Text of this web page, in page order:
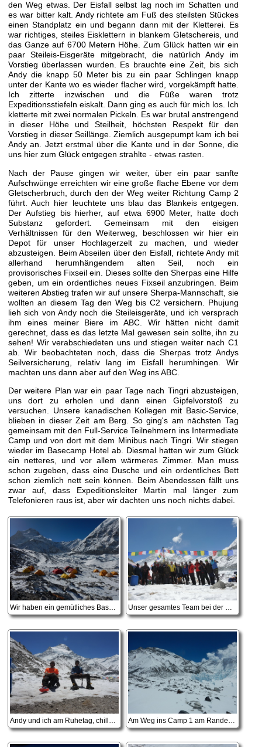
den Weg etwas. Der Eisfall selbst lag noch im Schatten und
es war bitter kalt. Andy richtete am Fuß des steilsten Stückes
einen Standplatz ein und begann dann mit der Kletterei. Es
war richtiges, steiles Eisklettern in blankem Gletschereis, und
das Ganze auf 6700 Metern Höhe. Zum Glück hatten wir ein
paar Steileis-Eisgeräte mitgebracht, die natürlich Andy im
Vorstieg überlassen wurden. Es brauchte eine Zeit, bis sich
Andy die knapp 50 Meter bis zu ein paar Schlingen knapp
unter der Kante wo es wieder flacher wird, vorgekämpft hatte.
Ich zitterte inzwischen und die Füße waren trotz
Expeditionsstiefeln eiskalt. Dann ging es auch für mich los. Ich
kletterte mit zwei normalen Pickeln. Es war brutal anstrengend
in dieser Höhe und Steilheit, höchsten Respekt für den
Vorstieg in dieser Seillänge. Ziemlich ausgepumpt kam ich bei
Andy an. Jetzt erstmal über die Kante und in der Sonne, die
uns hier zum Glück entgegen strahlte - etwas rasten.
Nach der Pause gingen wir weiter, über ein paar sanfte
Aufschwünge erreichten wir eine große flache Ebene vor dem
Gletscherbruch, durch den der Weg weiter Richtung Camp 2
führt. Auch hier leuchtete uns blau das Blankeis entgegen.
Der Aufstieg bis hierher, auf etwa 6900 Meter, hatte doch
Substanz gefordert. Gemeinsam mit den eisigen
Verhältnissen für den Weiterweg, beschlossen wir hier ein
Depot für unser Hochlagerzelt zu machen, und wieder
abzusteigen. Beim Abseilen über den Eisfall, richtete Andy mit
allerhand herumhängendem alten Seil, noch ein
provisorisches Fixseil ein. Dieses sollte den Sherpas eine Hilfe
geben, um ein ordentliches neues Fixseil anzubringen. Beim
weiteren Abstieg trafen wir auf unsere Sherpa-Mannschaft, sie
wollten an diesem Tag den Weg bis C2 versichern. Phujung
lieh sich von Andy noch die Steileisgeräte, und ich versprach
ihm eines meiner Biere im ABC. Wir hätten nicht damit
gerechnet, dass es das letzte Mal gewesen sein sollte, ihn zu
sehen! Wir verabschiedeten uns und stiegen weiter nach C1
ab. Wir beobachteten noch, dass die Sherpas trotz Andys
Seilversicherung, relativ lang im Eisfall herumhingen. Wir
machten uns dann aber auf den Weg ins ABC.
Der weitere Plan war ein paar Tage nach Tingri abzusteigen,
uns dort zu erholen und dann einen Gipfelvorstoß zu
versuchen. Unsere kanadischen Kollegen mit Basic-Service,
blieben in dieser Zeit am Berg. So ging's am nächsten Tag
gemeinsam mit den Full-Service Teilnehmern ins Intermediate
Camp und von dort mit dem Minibus nach Tingri. Wir stiegen
wieder im Basecamp Hotel ab. Diesmal hatten wir zum Glück
ein netteres, und vor allem wärmeres Zimmer. Man muss
schon zugeben, dass eine Dusche und ein ordentliches Bett
schon ziemlich nett sein können. Beim Abendessen fällt uns
zwar auf, dass Expeditionsleiter Martin mal länger zum
Telefonieren raus ist, aber wir dachten uns noch nichts dabei.
Wir haben ein gemütliches Basecamp, wir sind derweilen die einzige Expedition am Cho Oyu Unser gesamtes Team bei der Puja, der traditionellen Zeremonie am Beginn der Expedition!